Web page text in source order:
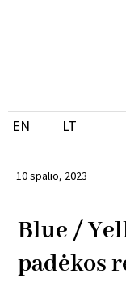
EN LT
10 spalio, 2023
Blue /
padėkos